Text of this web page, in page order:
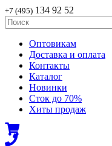
+7 (495) 134 92 52
Оптовикам
Доставка и оплата
Контакты
Каталог
Новинки
Сток до 70%
Хиты продаж